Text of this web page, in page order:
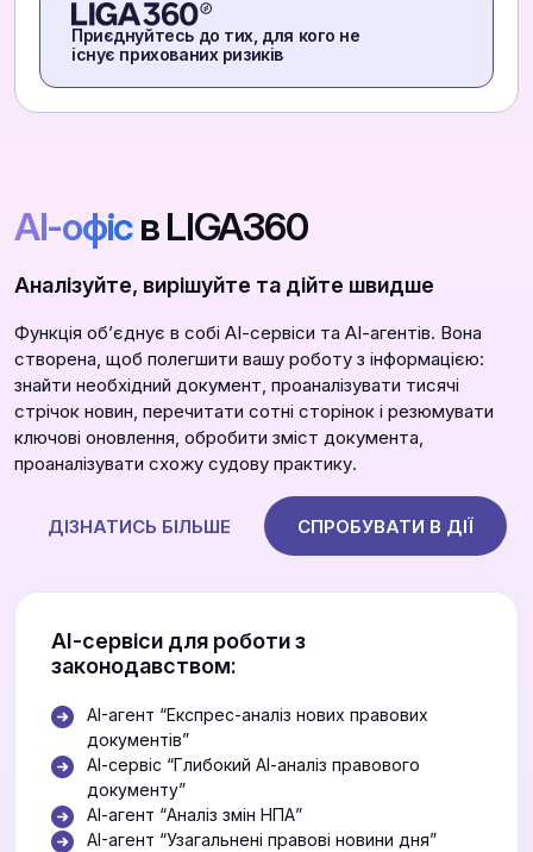
Приєднуйтесь до тих, для кого не
існує прихованих ризиків
АІ-офісв LIGA360
Аналізуйте, вирішуйте та дійте швидше
Функція обʼєднує в собі АІ-сервіси та АІ-агентів. Вона
створена, щоб полегшити вашу роботу з інформацією:
знайти необхідний документ, проаналізувати тисячі
стрічок новин, перечитати сотні сторінок і резюмувати
ключові оновлення, обробити зміст документа,
проаналізувати схожу судову практику.
ДІЗНАТИСЬ БІЛЬШЕ СПРОБУВАТИ В ДІЇ
АІ-сервіси для роботи з
законодавством:
AI-агент “Експрес-аналіз нових правових
документів”
АІ-сервіс “Глибокий АІ-аналіз правового
документу”
АІ-агент “Аналіз змін НПА”
AI-агент “Узагальнені правові новини дня”